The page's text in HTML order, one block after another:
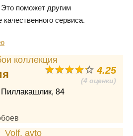
поможет другим
сервиса.
4.25
(4 оценки)
84